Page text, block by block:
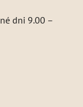
dni 9.00 –